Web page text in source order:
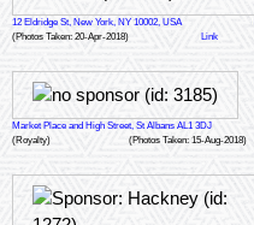
12 Eldridge St, New York, NY 10002, USA
(Photos Taken: 20-Apr-2018)
Link
Market Place and High Street, St Albans AL1 3DJ
(Royalty)
(Photos Taken: 15-Aug-2018)